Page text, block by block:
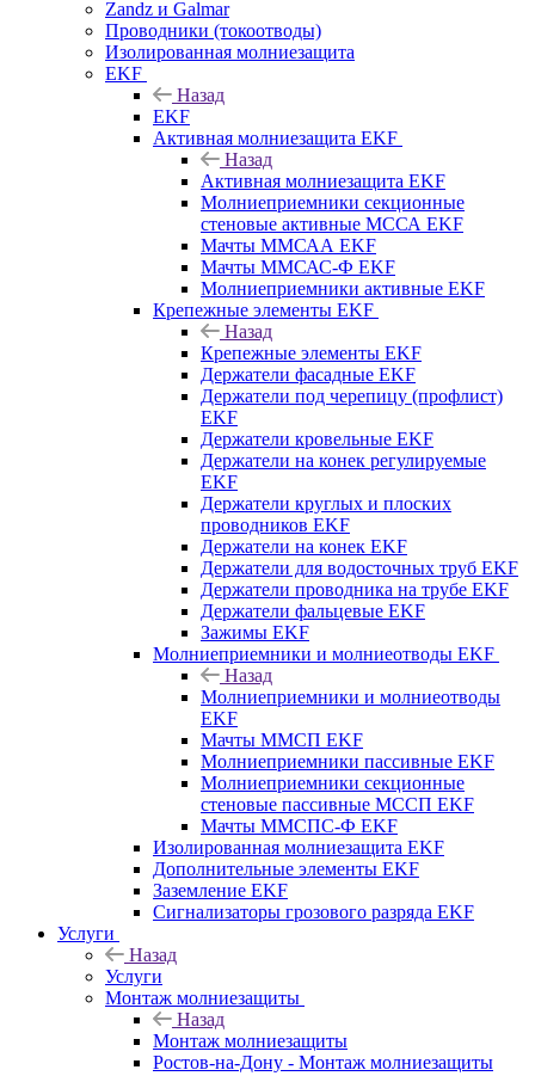
Zandz и Galmar
Проводники (токоотводы)
Изолированная молниезащита
EKF
Назад
EKF
Активная молниезащита EKF
Назад
Активная молниезащита EKF
Молниеприемники секционные
стеновые активные МССА EKF
Мачты ММСАА EKF
Мачты ММСАС-Ф EKF
Молниеприемники активные EKF
Крепежные элементы EKF
Назад
Крепежные элементы EKF
Держатели фасадные EKF
Держатели под черепицу (профлист)
EKF
Держатели кровельные EKF
Держатели на конек регулируемые
EKF
Держатели круглых и плоских
проводников EKF
Держатели на конек EKF
Держатели для водосточных труб EKF
Держатели проводника на трубе EKF
Держатели фальцевые EKF
Зажимы EKF
Молниеприемники и молниеотводы EKF
Назад
Молниеприемники и молниеотводы
EKF
Мачты ММСП EKF
Молниеприемники пассивные EKF
Молниеприемники секционные
стеновые пассивные МССП EKF
Мачты ММСПС-Ф EKF
Изолированная молниезащита EKF
Дополнительные элементы EKF
Заземление EKF
Сигнализаторы грозового разряда EKF
Услуги
Назад
Услуги
Монтаж молниезащиты
Назад
Монтаж молниезащиты
Ростов-на-Дону - Монтаж молниезащиты